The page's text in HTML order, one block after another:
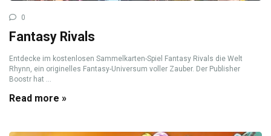
0
Fantasy Rivals
Entdecke im kostenlosen Sammelkarten-Spiel Fantasy Rivals die Welt
Rhynn, ein originelles Fantasy-Universum voller Zauber. Der Publisher
Boostr hat ...
Read more »